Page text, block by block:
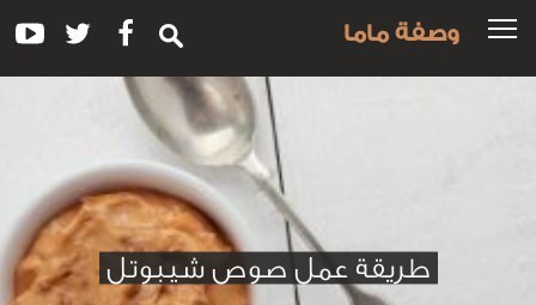
وصفة ماما
طريقة عمل صوص شيبوتل